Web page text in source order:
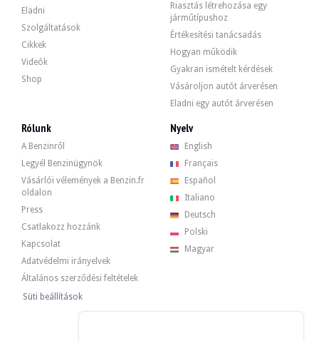
Eladni
Szolgáltatások
Cikkek
Videók
Shop
Riasztás létrehozása egy
járműtípushoz
Értékesítési tanácsadás
Hogyan működik
Gyakran ismételt kérdések
Vásároljon autót árverésen
Eladni egy autót árverésen
Rólunk
A Benzinről
Legyél Benzinügynök
Vásárlói vélemények a Benzin.fr
oldalon
Press
Csatlakozz hozzánk
Kapcsolat
Adatvédelmi irányelvek
Általános szerződési feltételek
Süti beállítások
Nyelv
English
Français
Español
Italiano
Deutsch
Polski
Magyar